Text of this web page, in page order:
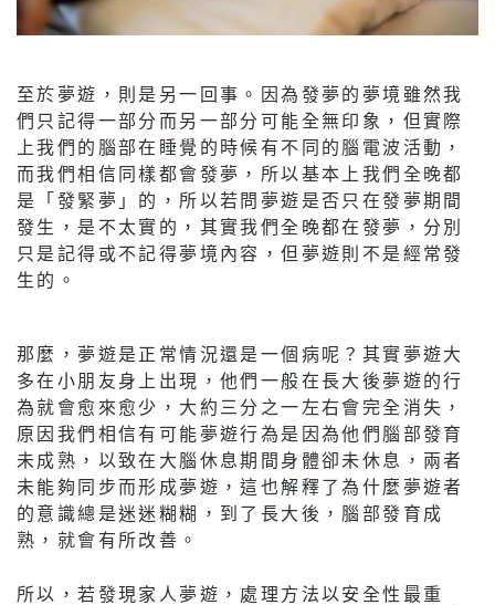
至於夢遊，則是另一回事。因為發夢的夢境雖然我
們只記得一部分而另一部分可能全無印象，但實際
上我們的腦部在睡覺的時候有不同的腦電波活動，
而我們相信同樣都會發夢，所以基本上我們全晚都
是「發緊夢」的，所以若問夢遊是否只在發夢期間
發生，是不太實的，其實我們全晚都在發夢，分別
只是記得或不記得夢境內容，但夢遊則不是經常發
生的。
那麼，夢遊是正常情況還是一個病呢？其實夢遊大
多在小朋友身上出現，他們一般在長大後夢遊的行
為就會愈來愈少，大約三分之一左右會完全消失，
原因我們相信有可能夢遊行為是因為他們腦部發育
未成熟，以致在大腦休息期間身體卻未休息，兩者
未能夠同步而形成夢遊，這也解釋了為什麼夢遊者
的意識總是迷迷糊糊，到了長大後，腦部發育成
熟，就會有所改善。
所以，若發現家人夢遊，處理方法以安全性最重